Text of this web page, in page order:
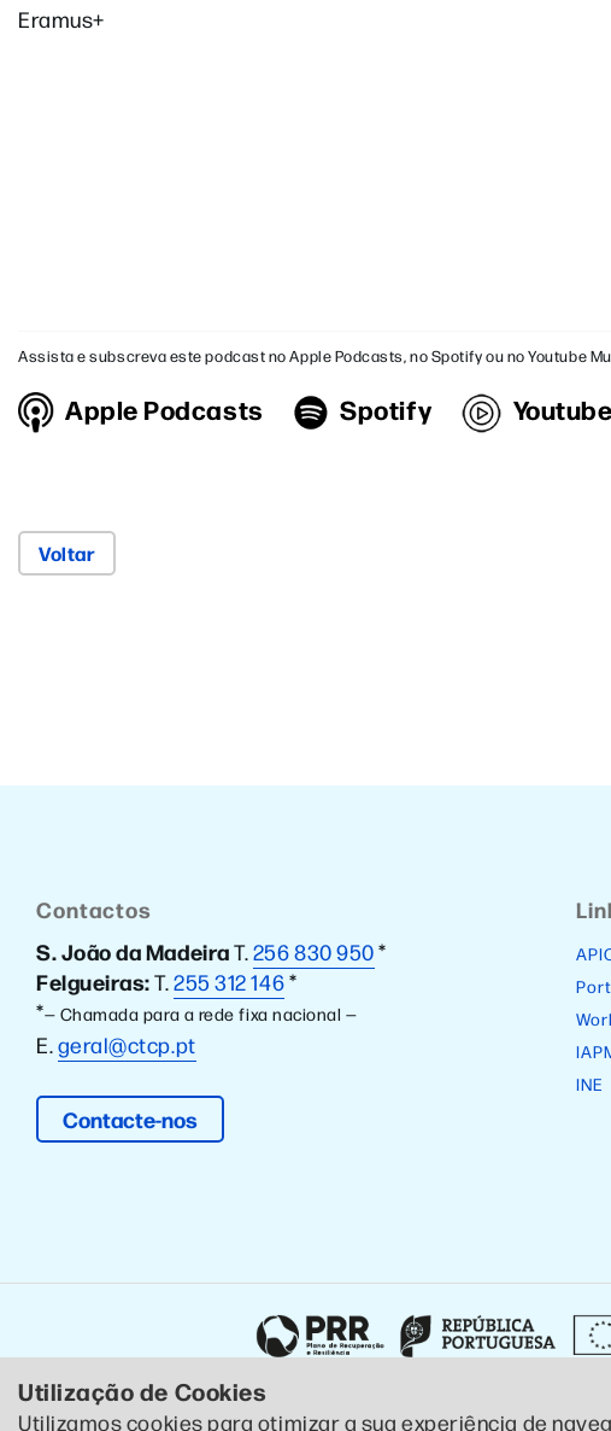
Eramus+
Assista e subscreva este podcast no Apple Podcasts, no Spotify ou no Youtube
Apple Podcasts Spotify
Voltar
Contactos
S. João da MadeiraT.256 830 950*
Felgueiras:T.255 312 146*
*— Chamada para a rede fixa nacional —
E.geral@ctcp.pt
Contacte-nos
INE
Utilização de Cookies
Utilizamos cookies para otimizar a sua experiência de